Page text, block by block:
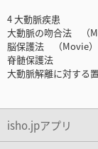
4 大動脈疾患
大動脈の吻合法 （
脳保護法 （Movie）
脊髄保護法
大動脈解離に対する
isho.jpアプリ